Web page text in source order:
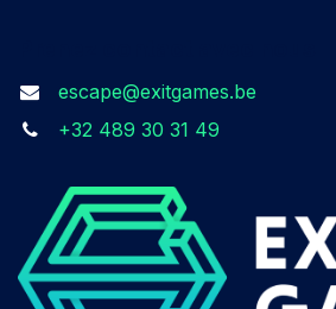
escape@exitgames.be
+32 489 30 31 49